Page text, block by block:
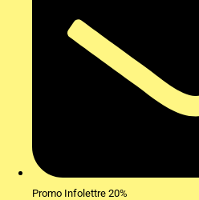
Promo Infolettre 20%